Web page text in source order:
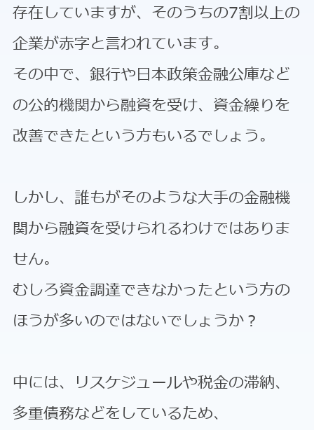
存在していますが、そのうちの7割以上の
企業が赤字と言われています。
その中で、銀行や日本政策金融公庫など
の公的機関から融資を受け、資金繰りを
改善できたという方もいるでしょう。
しかし、誰もがそのような大手の金融機
関から融資を受けられるわけではありま
せん。
むしろ資金調達できなかったという方の
ほうが多いのではないでしょうか？
中には、リスケジュールや税金の滞納、
多重債務などをしているため、